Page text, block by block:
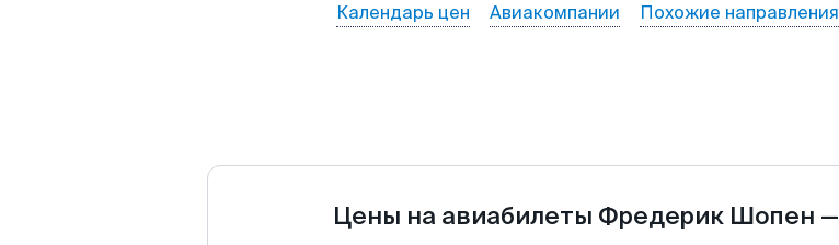
Календарь цен Авиакомпании Похожие направления
Цены на авиабилеты Фредерик Шопен —